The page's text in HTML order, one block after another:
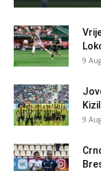
9
9